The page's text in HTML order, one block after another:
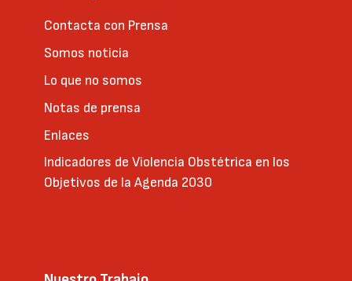
Contacta con Prensa
Somos noticia
Lo que no somos
Notas de prensa
Enlaces
Indicadores de Violencia Obstétrica en los
Objetivos de la Agenda 2030